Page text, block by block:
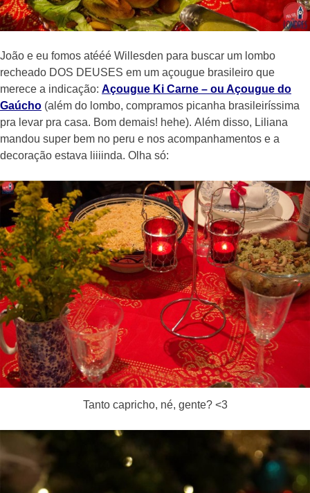
João e eu fomos atééé Willesden para buscar um lombo
recheado DOS DEUSES em um açougue brasileiro que
merece a indicação: Açougue Ki Carne – ou Açougue do
Gaúcho (além do lombo, compramos picanha brasileiríssima
pra levar pra casa. Bom demais! hehe). Além disso, Liliana
mandou super bem no peru e nos acompanhamentos e a
decoração estava liiiinda. Olha só:
Tanto capricho, né, gente? <3